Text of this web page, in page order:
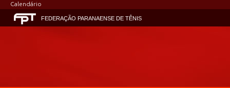
Calendário
FEDERAÇÃO PARANAENSE DE TÊNIS